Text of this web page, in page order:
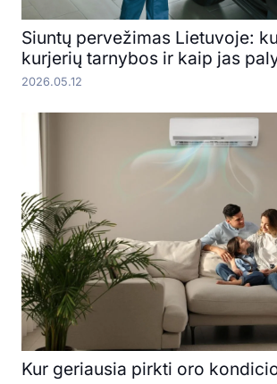
Siuntų pervežimas Lietuvoje:
kurjerių tarnybos ir kaip jas
2026.05.12
Kur geriausia pirkti oro